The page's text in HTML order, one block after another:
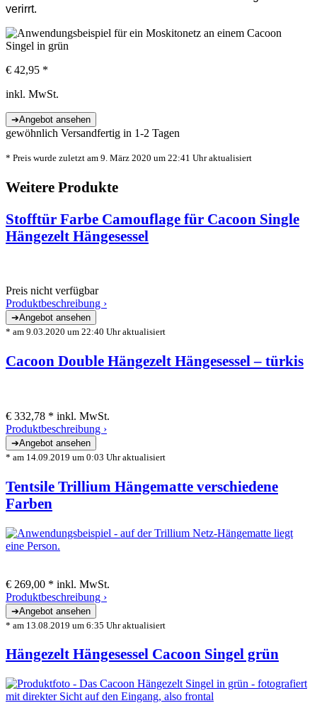
verirrt.
€ 42,95 *
inkl. MwSt.
gewöhnlich Versandfertig in 1-2 Tagen
* Preis wurde zuletzt am 9. März 2020 um 22:41 Uhr aktualisiert
Weitere Produkte
Stofftür Farbe Camouflage für Cacoon Single
Hängezelt Hängesessel
Preis nicht verfügbar
Produktbeschreibung ›
* am 9.03.2020 um 22:40 Uhr aktualisiert
Cacoon Double Hängezelt Hängesessel – türkis
€ 332,78 * inkl. MwSt.
Produktbeschreibung ›
* am 14.09.2019 um 0:03 Uhr aktualisiert
Tentsile Trillium Hängematte verschiedene
Farben
€ 269,00 * inkl. MwSt.
Produktbeschreibung ›
* am 13.08.2019 um 6:35 Uhr aktualisiert
Hängezelt Hängesessel Cacoon Singel grün